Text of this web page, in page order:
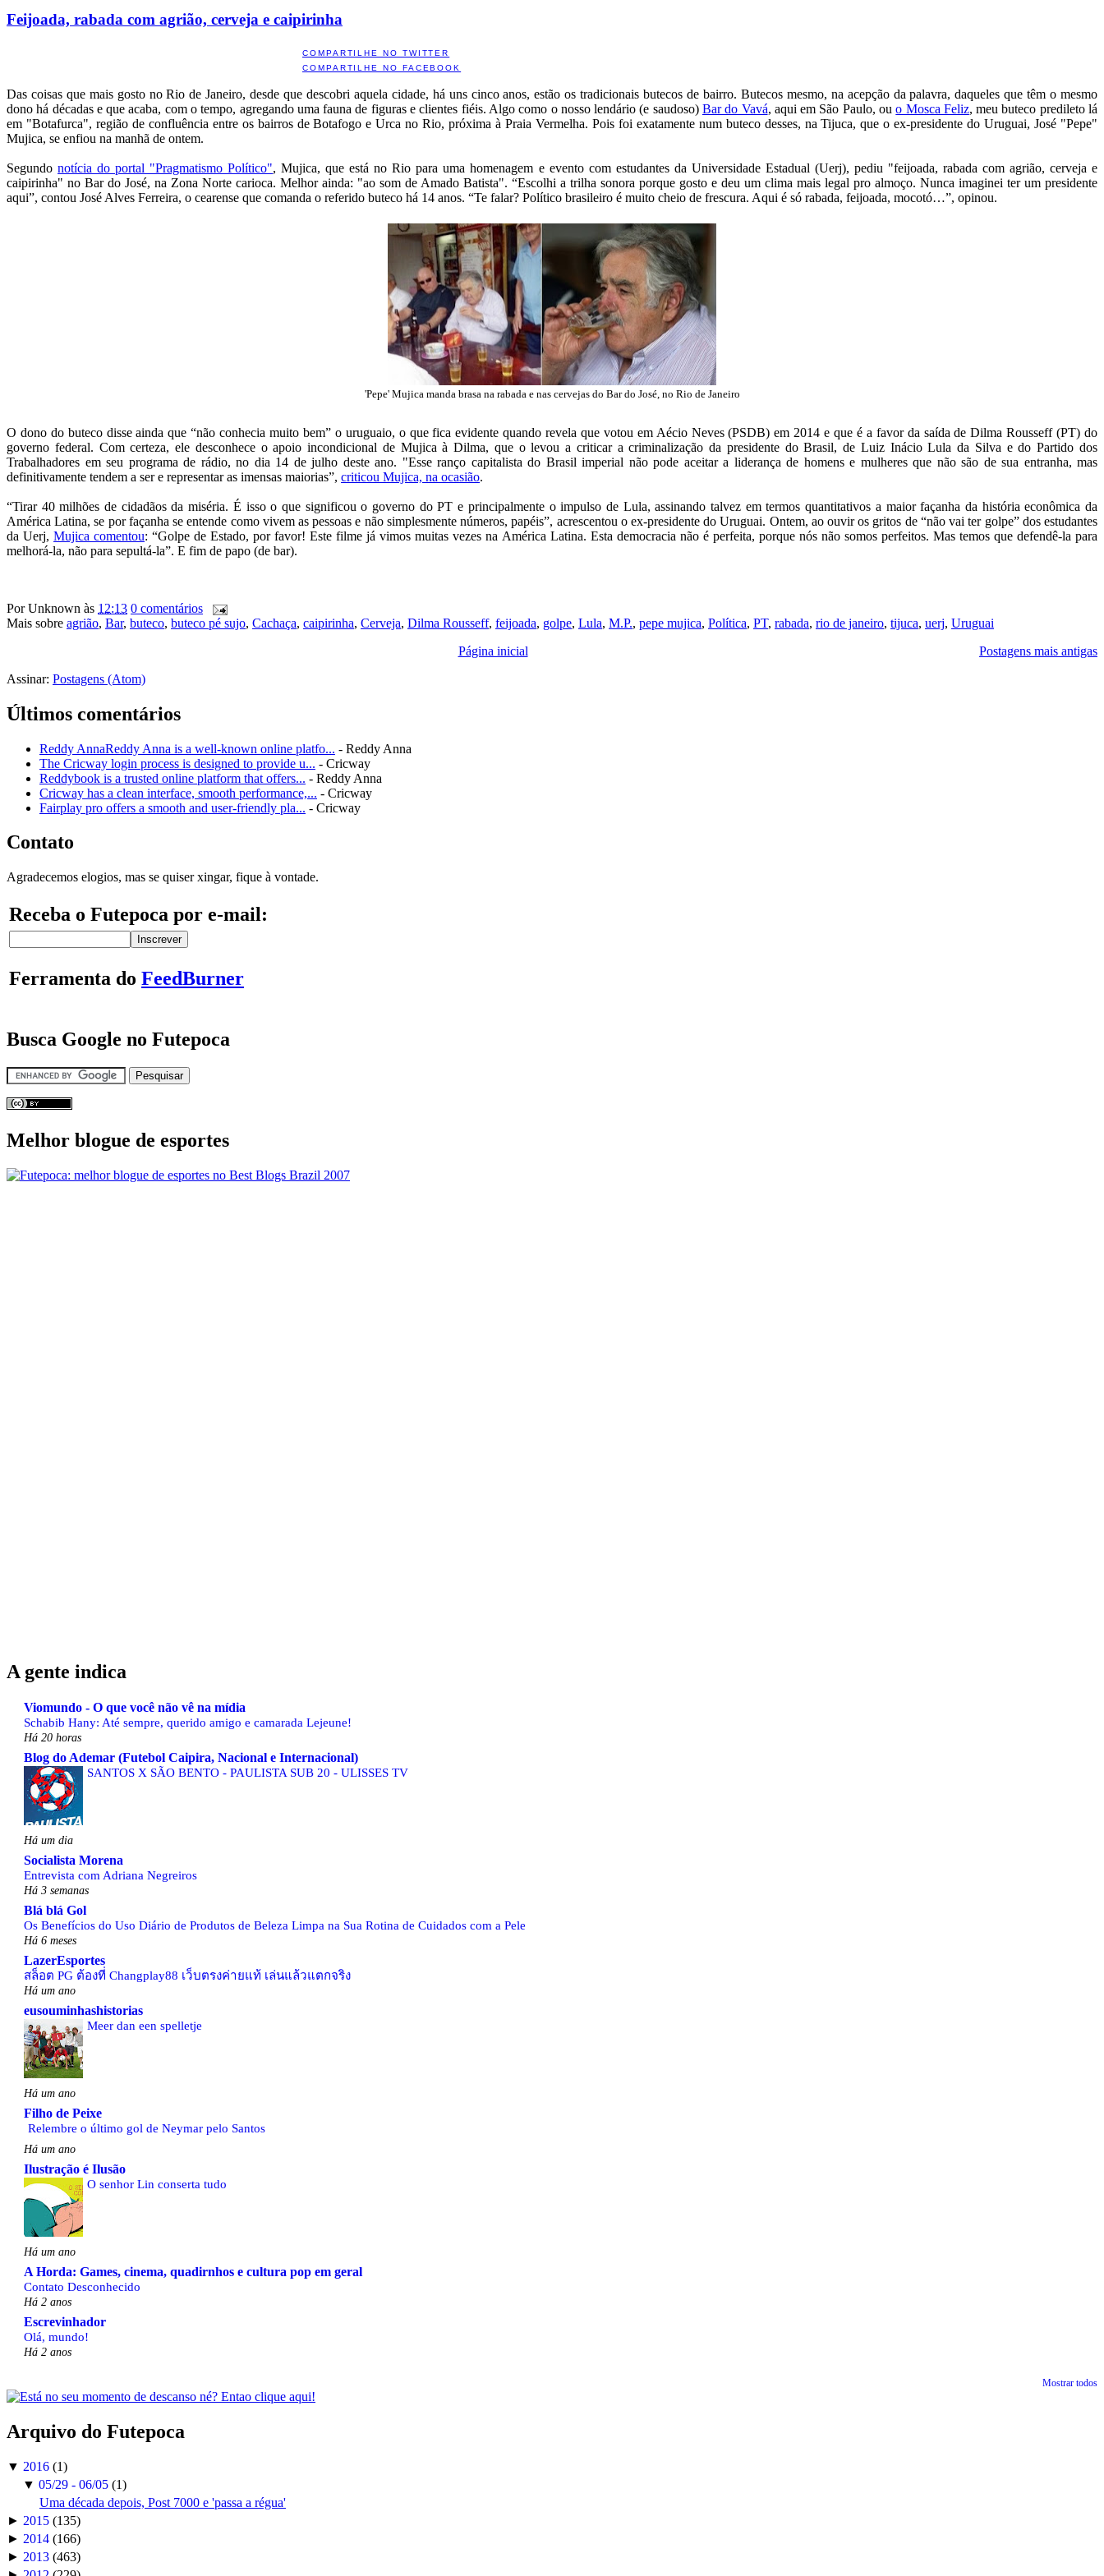
Feijoada, rabada com agrião, cerveja e caipirinha
COMPARTILHE NO TWITTER
COMPARTILHE NO FACEBOOK
Das coisas que mais gosto no Rio de Janeiro, desde que descobri aquela cidade, há uns cinco anos, estão os tradicionais butecos de bairro. Butecos mesmo, na acepção da palavra, daqueles que têm o mesmo
dono há décadas e que acaba, com o tempo, agregando uma fauna de figuras e clientes fiéis. Algo como o nosso lendário (e saudoso) Bar do Vavá, aqui em São Paulo, ouo Mosca Feliz, meu buteco predileto lá
em "Botafurca", região de confluência entre os bairros de Botafogo e Urca no Rio, próxima à Praia Vermelha. Pois foi exatamente num buteco desses, na Tijuca, que o ex-presidente do Uruguai, José "Pepe"
Mujica, se enfiou na manhã de ontem.
Segundonotícia do portal "Pragmatismo Político", Mujica, que está no Rio para uma homenagem e evento com estudantes da Universidade Estadual (Uerj), pediu "feijoada, rabada com agrião, cerveja e
caipirinha" no Bar do José, na Zona Norte carioca. Melhor ainda: "ao som de Amado Batista". “Escolhi a trilha sonora porque gosto e deu um clima mais legal pro almoço. Nunca imaginei ter um presidente
aqui”, contou José Alves Ferreira, o cearense que comanda o referido buteco há 14 anos. “Te falar? Político brasileiro é muito cheio de frescura. Aqui é só rabada, feijoada, mocotó…”, opinou.
'Pepe' Mujica manda brasa na rabada e nas cervejas do Bar do José, no Rio de Janeiro
O dono do buteco disse ainda que “não conhecia muito bem” o uruguaio, o que fica evidente quando revela que votou em Aécio Neves (PSDB) em 2014 e que é a favor da saída de Dilma Rousseff (PT) do
governo federal. Com certeza, ele desconhece o apoio incondicional de Mujica à Dilma, que o levou a criticar a criminalização da presidente do Brasil, de Luiz Inácio Lula da Silva e do Partido dos
Trabalhadores em seu programa de rádio, no dia 14 de julho deste ano. "Esse ranço capitalista do Brasil imperial não pode aceitar a liderança de homens e mulheres que não são de sua entranha, mas
definitivamente tendem a ser e representar as imensas maiorias”, criticou Mujica, na ocasião.
“Tirar 40 milhões de cidadãos da miséria. É isso o que significou o governo do PT e principalmente o impulso de Lula, assinando talvez em termos quantitativos a maior façanha da história econômica da
América Latina, se por façanha se entende como vivem as pessoas e não simplesmente números, papéis”, acrescentou o ex-presidente do Uruguai. Ontem, ao ouvir os gritos de “não vai ter golpe” dos estudantes
da Uerj,Mujica comentou: “Golpe de Estado, por favor! Este filme já vimos muitas vezes na América Latina. Esta democracia não é perfeita, porque nós não somos perfeitos. Mas temos que defendê-la para
melhorá-la, não para sepultá-la”. E fim de papo (de bar).
PorUnknown às 12:13 0 comentários
Mais sobre agrião, Bar, buteco, buteco pé sujo, Cachaça, caipirinha, Cerveja, Dilma Rousseff, feijoada, golpe, Lula, M.P., pepe mujica, Política, PT, rabada, rio de janeiro, tijuca, uerj, Uruguai
Postagens mais antigas
Página inicial
Assinar: Postagens (Atom)
Últimos comentários
Reddy AnnaReddy Anna is a well-known online platfo... - Reddy Anna
The Cricway login process is designed to provide u... - Cricway
Reddybook is a trusted online platform that offers... - Reddy Anna
Cricway has a clean interface, smooth performance,... - Cricway
Fairplay pro offers a smooth and user-friendly pla... - Cricway
Contato
Agradecemos elogios, mas se quiser xingar, fique à vontade.
Receba o Futepoca por e-mail:
Ferramenta do FeedBurner
Busca Google no Futepoca
Melhor blogue de esportes
A gente indica
Viomundo - O que você não vê na mídia
Schabib Hany: Até sempre, querido amigo e camarada Lejeune!
Há 20 horas
Blog do Ademar (Futebol Caipira, Nacional e Internacional)
SANTOS X SÃO BENTO - PAULISTA SUB 20 - ULISSES TV
Há um dia
Socialista Morena
Entrevista com Adriana Negreiros
Há 3 semanas
Blá blá Gol
Os Benefícios do Uso Diário de Produtos de Beleza Limpa na Sua Rotina de Cuidados com a Pele
Há 6 meses
LazerEsportes
สล็อต PG ต้องที่ Changplay88 เว็บตรงค่ายแท้ เล่นแล้วแตกจริง
Há um ano
eusouminhashistorias
Meer dan een spelletje
Há um ano
Filho de Peixe
Relembre o último gol de Neymar pelo Santos
Há um ano
Ilustração é Ilusão
O senhor Lin conserta tudo
Há um ano
A Horda: Games, cinema, quadirnhos e cultura pop em geral
Contato Desconhecido
Há 2 anos
Escrevinhador
Olá, mundo!
Há 2 anos
Mostrar todos
Arquivo do Futepoca
▼ 2016 (1)
▼05/29 - 06/05 (1)
Uma década depois, Post 7000 e 'passa a régua'
► 2015 (135)
► 2014 (166)
► 2013 (463)